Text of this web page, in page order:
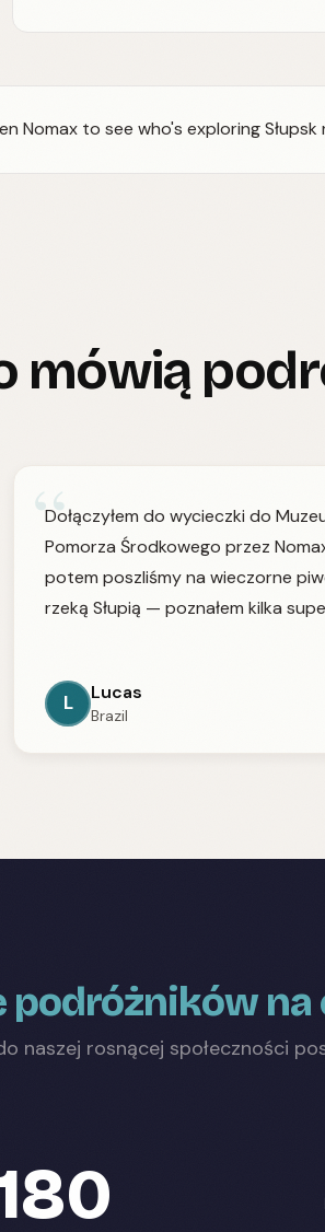
Nomax to see who's exploring Słupsk
mówią
“
Dołączyłem do wycieczki do
Pomorza Środkowego przez
potem poszliśmy na wieczorne
rzeką Słupią — poznałem kilka
L Lucas
Brazil
podróżników na
naszej rosnącej społeczności